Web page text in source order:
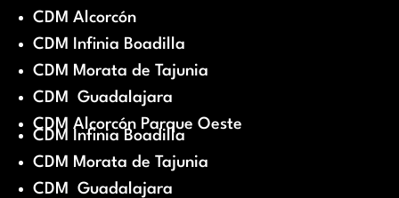
CDM Alcorcón
CDM Infinia Boadilla
CDM Morata de Tajunia
CDM Guadalajara
CDM Alcorcón Parque Oeste
CDM Infinia Boadilla
CDM Morata de Tajunia
CDM Guadalajara